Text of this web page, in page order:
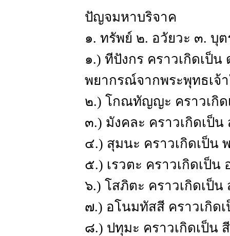
ปัญจมหาบริจาค
๑. ทรัพย์ ๒. อวัยวะ ๓. บุ
๑.) ทีปังกร คราวเกิดเป็
พยากรณ์จากพระพุทธเจ้
๒.) โกณทัญญะ คราวเกิด
๓.) มังคละ คราวเกิดเป็
๔.) สุมนะ คราวเกิดเป็
๕.) เรวตะ คราวเกิดเป็
๖.) โสภิตะ คราวเกิดเป็
๗.) อโนมทัสสี คราวเกิด
๘.) ปทุมะ คราวเกิดเป็น